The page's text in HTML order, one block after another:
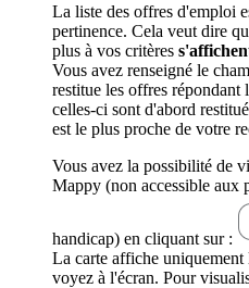
La liste des offres d'emploi
pertinence. Cela veut dire
plus à vos critères
Vous avez renseigné le
restitue les offres répondant
celles-ci sont d'abord
est le plus proche de votre
Vous avez la possibilité de
Mappy (non accessible aux
handicap) en cliquant sur :
La carte affiche
voyez à l'écran. Pour